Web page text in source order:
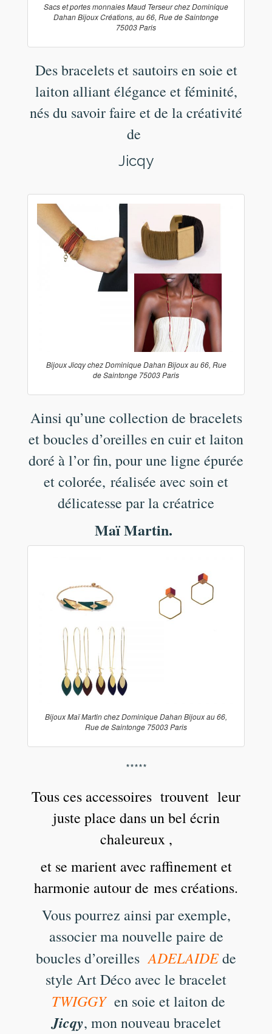
Sacs et portes monnaies Maud Terseur chez Dominique
Dahan Bijoux Créations, au 66, Rue de Saintonge
75003 Paris
Des bracelets et sautoirs en soie et
laiton alliant élégance et féminité,
nés du savoir faire et de la créativité
de
Jicqy
Bijoux Jicqy chez Dominique Dahan Bijoux au 66, Rue
de Saintonge 75003 Paris
Ainsi qu’une collection de bracelets
et boucles d’oreilles en cuir et laiton
doré à l’or fin, pour une ligne épurée
et colorée, réalisée avec soin et
délicatesse par la créatrice
Maï Martin.
Bijoux Maï Martin chez Dominique Dahan Bijoux au 66,
Rue de Saintonge 75003 Paris
*****
Tous ces accessoires trouvent leur
juste place dans un bel écrin
chaleureux ,
et se marient avec raffinement et
harmonie autour de mes créations.
Vous pourrez ainsi par exemple,
associer ma nouvelle paire de
boucles d’oreillesADELAIDEde
style Art Déco avec le bracelet
TWIGGYen soie et laiton de
Jicqy, mon nouveau bracelet